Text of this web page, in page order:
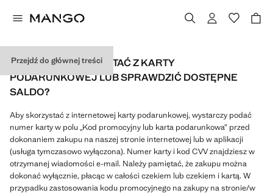
Przejdź do głównej treści
JAK MOGĘ SKORZYSTAĆ Z KARTY
PODARUNKOWEJ LUB SPRAWDZIĆ DOSTĘPNE
SALDO?
Aby skorzystać z internetowej karty podarunkowej, wystarczy podać
numer karty w polu „Kod promocyjny lub karta podarunkowa” przed
dokonaniem zakupu na naszej stronie internetowej lub w aplikacji
(usługa tymczasowo wyłączona). Numer karty i kod CVV znajdziesz w
otrzymanej wiadomości e-mail. Należy pamiętać, że zakupu można
dokonać wyłącznie, płacąc w całości czekiem lub czekiem i kartą. W
przypadku zastosowania kodu promocyjnego na zakupy na stronie/w